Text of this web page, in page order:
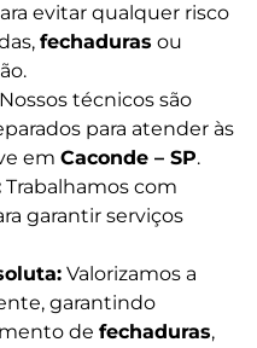
evitar qualquer risco
fechaduras ou
Nossos técnicos são
para atender às
em Caconde – SP.
Trabalhamos com
garantir serviços
Valorizamos a
garantindo
de fechaduras,